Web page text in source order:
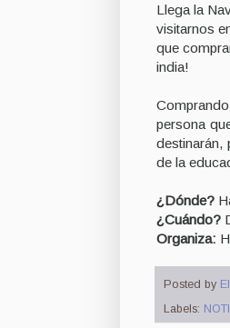
Llega la
visitarnos
que
india!
persona
destinarán,
de la
¿Dónde?
¿Cuándo?
Organiza:
Posted by
Labels: